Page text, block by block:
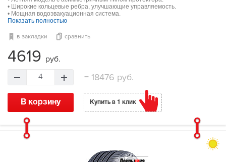
• Широкие кольцевые ребра, улучшающие управляемость.
• Мощная водоэвакуационная система.
Показать полностью
в закладки сравнить
4619 руб.
4 =18476 руб.
В корзину Купить в 1 клик